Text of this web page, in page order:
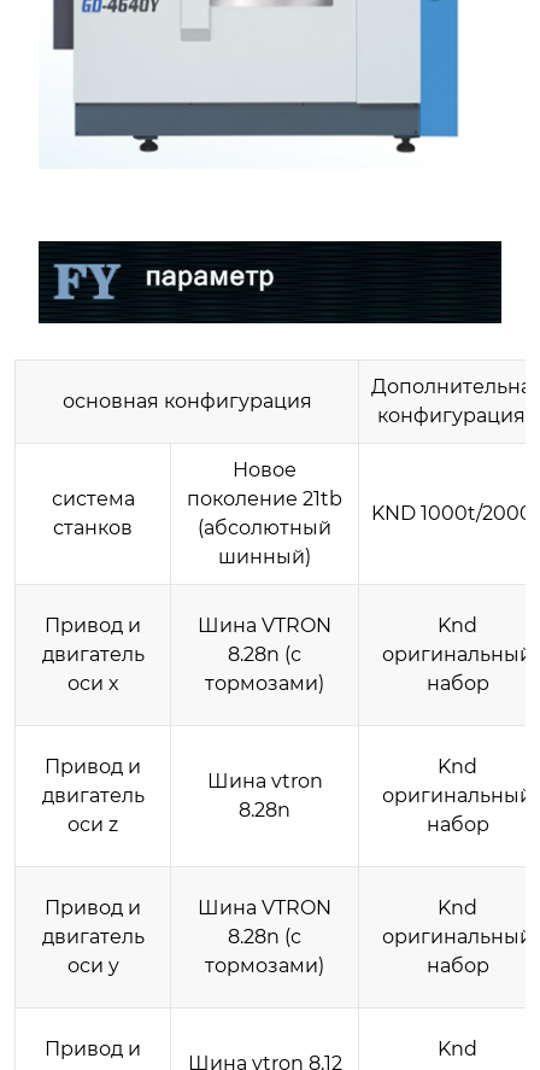
основная конфигурация
конфигурация 1
система
станков
Новое
поколение 21tb
(абсолютный
шинный)
KND 1000t/
Привод и
двигатель
оси х
Шина VTRON
8.28n (с
тормозами)
Knd
оригинальный
набор
Привод и
двигатель
оси z
Шина vtron
8.28n
Knd
оригинальный
набор
Привод и
двигатель
оси y
Шина VTRON
8.28n (с
тормозами)
Knd
оригинальный
набор
Привод и
Шина vtron 8,12
Knd